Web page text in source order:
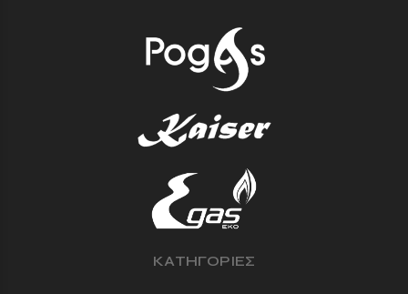
ΚΑΤΗΓΟΡΙΕΣ